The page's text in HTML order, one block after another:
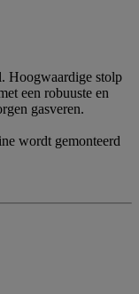
Hoogwaardige stolp
een robuuste en
gasveren.
wordt gemonteerd